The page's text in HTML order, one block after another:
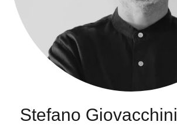
Stefano Giovacchini